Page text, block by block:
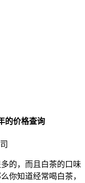
的价格查询
的，而且白茶的口味
你知道经常喝白茶，